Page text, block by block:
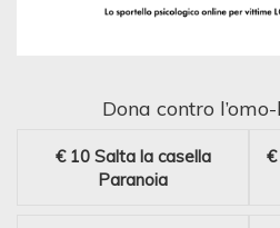
Dona contro
€ 10 Salta la casella
Paranoia
€